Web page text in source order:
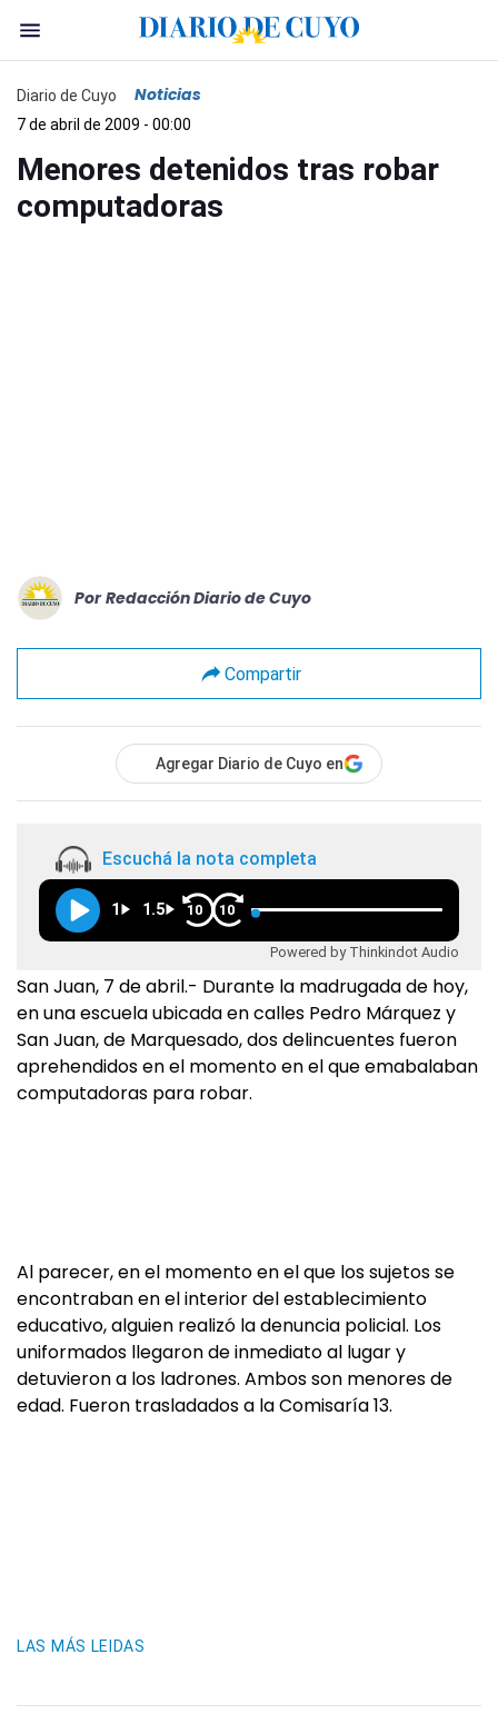
Diario de Cuyo Noticias
7 de abril de 2009 - 00:00
Menores detenidos tras robar
computadoras
Por Redacción Diario de Cuyo
Compartir
Agregar Diario de Cuyo en
Escuchá la nota completa
1 1.5 10 10
Powered by Thinkindot Audio
San Juan, 7 de abril.- Durante la madrugada de hoy,
en una escuela ubicada en calles Pedro Márquez y
San Juan, de Marquesado, dos delincuentes fueron
aprehendidos en el momento en el que emabalaban
computadoras para robar.
Al parecer, en el momento en el que los sujetos se
encontraban en el interior del establecimiento
educativo, alguien realizó la denuncia policial. Los
uniformados llegaron de inmediato al lugar y
detuvieron a los ladrones. Ambos son menores de
edad. Fueron trasladados a la Comisaría 13.
LAS MÁS LEIDAS